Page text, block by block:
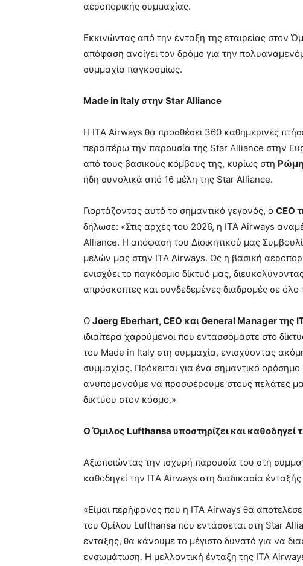
αεροπορικής συμμαχίας.
Εκκινώντας από την ένταξη της εταιρείας στον
απόφαση ανοίγει τον δρόμο για την
συμμαχία παγκοσμίως.
Made in Italy στην Star Alliance
Η ITA Airways θα προσθέσει 360 καθημερινές
περαιτέρω την παρουσία της Star Alliance στην
από τους βασικούς κόμβους της, κυρίως στη Ρώμη
ήδη συνολικά από 16 μέλη της Star Alliance.
Γιορτάζοντας αυτό το σημαντικό γεγονός, ο CEO
δήλωσε: «Στις αρχές του 2026, η ITA Airways
Alliance. Η απόφαση του Διοικητικού μας
μελών μας στην ITA Airways. Ως η βασική
ενισχύει το παγκόσμιο δίκτυό μας,
απρόσκοπτες και συνδεδεμένες διαδρομές σε όλο
Ο Joerg Eberhart, CEO και General Manager της
ιδιαίτερα χαρούμενοι που εντασσόμαστε στο
του Made in Italy στη συμμαχία, ενισχύοντας
συμμαχίας. Πρόκειται για ένα σημαντικό
ανυπομονούμε να προσφέρουμε στους πελάτες
δικτύου στον κόσμο.»
Ο Όμιλος Lufthansa υποστηρίζει και καθοδηγεί
Αξιοποιώντας την ισχυρή παρουσία του στη
καθοδηγεί την ITA Airways στη διαδικασία
«Είμαι περήφανος που η ITA Airways θα
του Ομίλου Lufthansa που εντάσσεται στη Star
ένταξης, θα κάνουμε το μέγιστο δυνατό για να
ενσωμάτωση. Η μελλοντική ένταξη της ITA